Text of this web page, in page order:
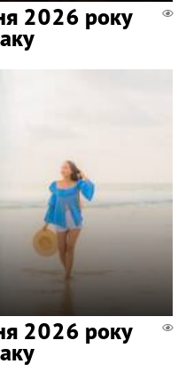
2026 року
2026 року